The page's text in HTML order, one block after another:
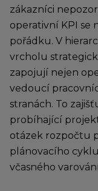
zákazníci
operativní KPI se
pořádku. V
vrcholu
zapojují nejen
vedoucí
stranách. To
probíhající
otázek rozpočtu
plánovacího
včasného